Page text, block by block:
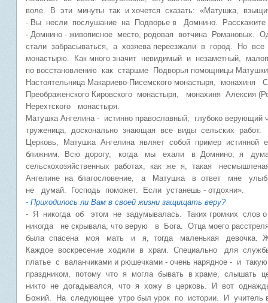
воле. В эти минуты так и хочется сказать: «Матушка,
- Вы несли послушание на Подворье в Домнино.
- Домнино - живописное место, родовая вотчина
стали забрасываться, а хозяева переезжали в город. Но
монастырю. Как много значит невидимый и незаметный,
по восстановлению как старшие Подворья помощницы
Настоятельница Макариево-Писемского монастыря, монахиня
Преображенского Кировского монастыря, монахиня Алексия
Нерехтского монастыря.
Матушка Ангелина - истинно православный, глубоко верующий
труженица, досконально знающая все виды сельских
Церковь, Матушка Ангелина являет собой пример истинной
ближним. Всю дорогу, когда мы ехали в Домнино, я
сельскохозяйственных работах, как же я, такая
Ангелине на благословение, а Матушка в ответ мне
не думай. Господь поможет. Если устанешь - отдохни».
- Приходилось ли Вам в своей жизни защищать веру?
- Я никогда об этом не задумывалась. Таких громких слов
никогда не скрывала, что верую в Бога. Отца моего
была спасена моя мать и я, тогда маленькая девочка.
Каждое воскресение ходили в храм. Специально для
платье с валанчиками и рюшечками - очень нарядное - и
праздником, потому что я могла бывать в храме, слышать
никто не догадывался, что я хожу в церковь. И вот
Божий. На следующее утро был урок по истории. И учитель